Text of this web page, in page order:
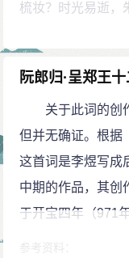
梳妆？时光易逝，
阮郎归·呈郑王
关于此词的创作
但并无确证。根据
这首词是李煜写成
中期的作品，其创
于开宝四年（971年